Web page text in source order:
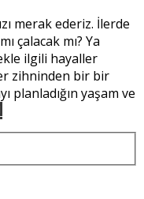
merak ederiz. İlerde
çalacak mı? Ya
ilgili hayaller
zihninden bir bir
planladığın yaşam ve